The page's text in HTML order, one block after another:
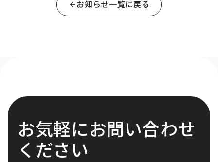
お知らせ一覧に戻る
お気軽にお問い合わせ
ください